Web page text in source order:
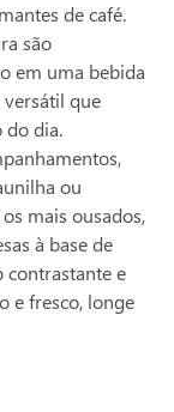
de café.
são
em uma bebida
versátil que
do dia.
ou
mais ousados,
à base de
contrastante e
e fresco, longe